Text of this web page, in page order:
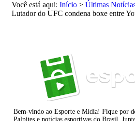
Você está aqui: Início > Últimas
Lutador do UFC condena boxe entre
Bem-vindo ao Esporte e Mídia! Fique por
Palpites e notícias esportivas do Brasil.